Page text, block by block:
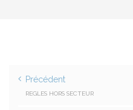
Précédent
REGLES HORS SECTEUR